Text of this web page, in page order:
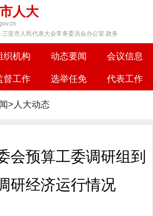
人大
三亚市人民代表大会常务委员会办公室.政务
织机构 动态要闻 会议信息
督工作 选举任免 代表工作
> 人大动态
会预算工委调研组到
研经济运行情况